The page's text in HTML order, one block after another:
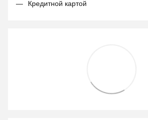
Кредитной картой